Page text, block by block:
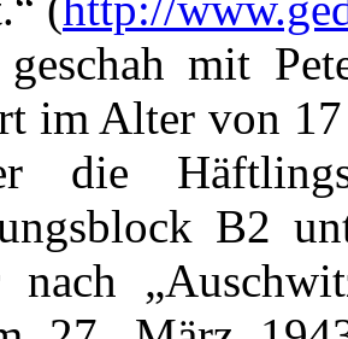
geschah mit
im Alter von
die
B2
nach